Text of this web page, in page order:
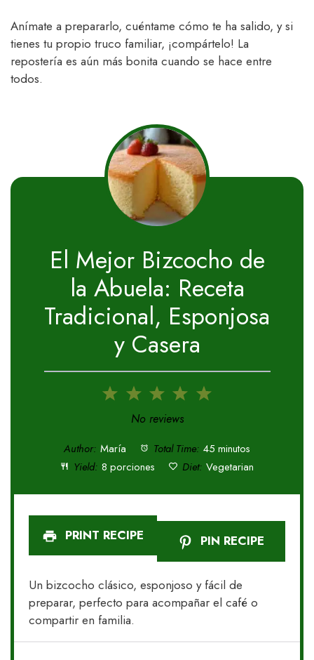
Anímate a prepararlo, cuéntame cómo te ha salido, y si
tienes tu propio truco familiar, ¡compártelo! La
repostería es aún más bonita cuando se hace entre
todos.
El Mejor Bizcocho de
la Abuela: Receta
Tradicional, Esponjosa
y Casera
5
4
3
Stars
2
Stars
1
Star
No reviews
Author: María Total Time: 45 minutos
Yield: 8 porciones Diet: Vegetarian
PRINT RECIPE PIN RECIPE
Un bizcocho clásico, esponjoso y fácil de
preparar, perfecto para acompañar el café o
compartir en familia.